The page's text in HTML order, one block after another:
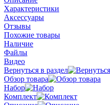
Характеристики
Аксессуары
Отзывы
Похожие товары
Наличие
Файлы
Видео
Вернуться в раздел
Обзор товара
Набор
Комплект